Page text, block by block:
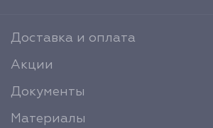
Доставка и оплата
Акции
Документы
Материалы